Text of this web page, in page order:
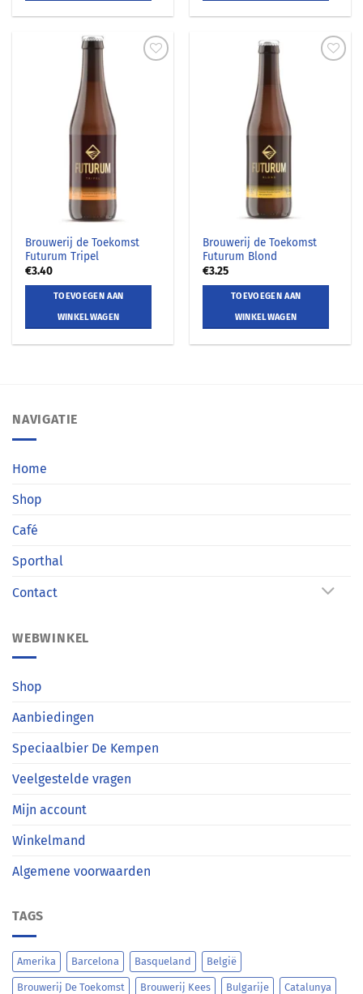
Brouwerij de Toekomst
Futurum Tripel
€3.40
TOEVOEGEN AAN
WINKELWAGEN
Brouwerij de Toekomst
Futurum Blond
€3.25
TOEVOEGEN AAN
WINKELWAGEN
NAVIGATIE
Home
Shop
Café
Sporthal
Contact
WEBWINKEL
Shop
Aanbiedingen
Speciaalbier De Kempen
Veelgestelde vragen
Mijn account
Winkelmand
Algemene voorwaarden
TAGS
Amerika Barcelona Basqueland België
Brouwerij De Toekomst Brouwerij Kees Bulgarije Catalunya